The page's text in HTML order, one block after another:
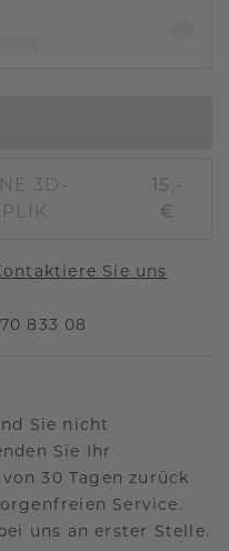
3D-
15,-
€
Sie uns
833 08
Sie nicht
Sie Ihr
30 Tagen zurück
Service.
uns an erster Stelle.